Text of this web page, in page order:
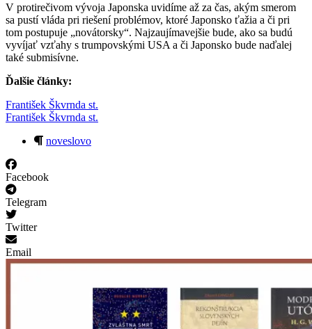
V protirečivom vývoja Japonska uvidíme až za čas, akým smerom
sa pustí vláda pri riešení problémov, ktoré Japonsko ťažia a či pri
tom postupuje „novátorsky“. Najzaujímavejšie bude, ako sa budú
vyvíjať vzťahy s trumpovskými USA a či Japonsko bude naďalej
také submisívne.
Ďalšie články:
František Škvrnda st.
František Škvrnda st.
noveslovo
Facebook
Telegram
Twitter
Email